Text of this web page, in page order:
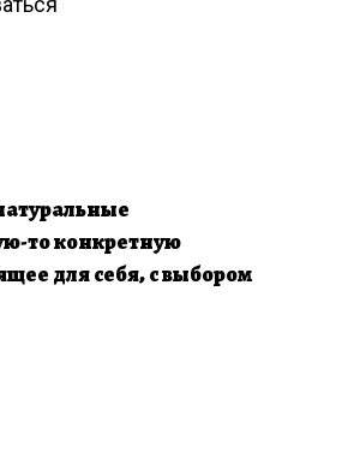
то конкретную
для себя, с выбором